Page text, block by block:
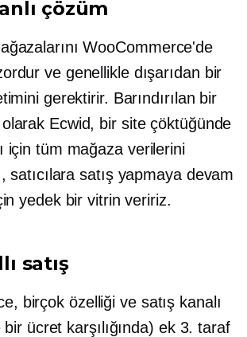
çözüm
WooCommerce'de
ve genellikle dışarıdan bir
gerektirir. Barındırılan bir
Ecwid, bir site çöktüğünde
için tüm mağaza verilerini
satıcılara satış yapmaya devam
yedek bir vitrin veririz.
satış
birçok özelliği ve satış kanalı
ücret karşılığında) ek 3. taraf